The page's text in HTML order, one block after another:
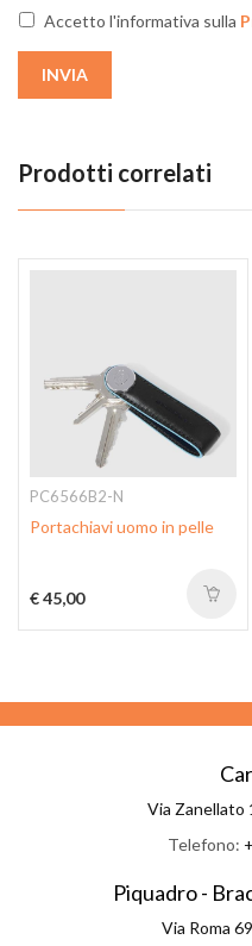
Accetto l'informativa sulla
INVIA
Prodotti correlati
PC6566B2-N
Portachiavi uomo in pelle
€ 45,00
Via Zanellato
Telefono:
Piquadro -
Via Roma